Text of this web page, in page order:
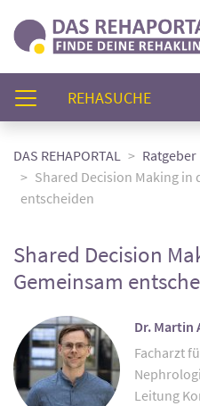
REHASUCHE
DAS REHAPORTAL
Ratgeber
Shared Decision Making in
entscheiden
Shared Decision
Gemeinsam
Dr. Martin
Facharzt
Leitung